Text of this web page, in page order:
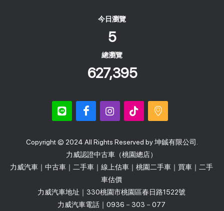
今日瀏覽
5
總瀏覽
627,395
Copyright © 2024 All Rights Reserved by 坤鋮有限公司.
力威認證中古車（桃園總店）
力威汽車｜中古車｜二手車｜線上估車｜桃園二手車｜買車｜二手
車估價
力威汽車地址｜330桃園市桃園區春日路1522號
力威汽車電話｜0936－303－077